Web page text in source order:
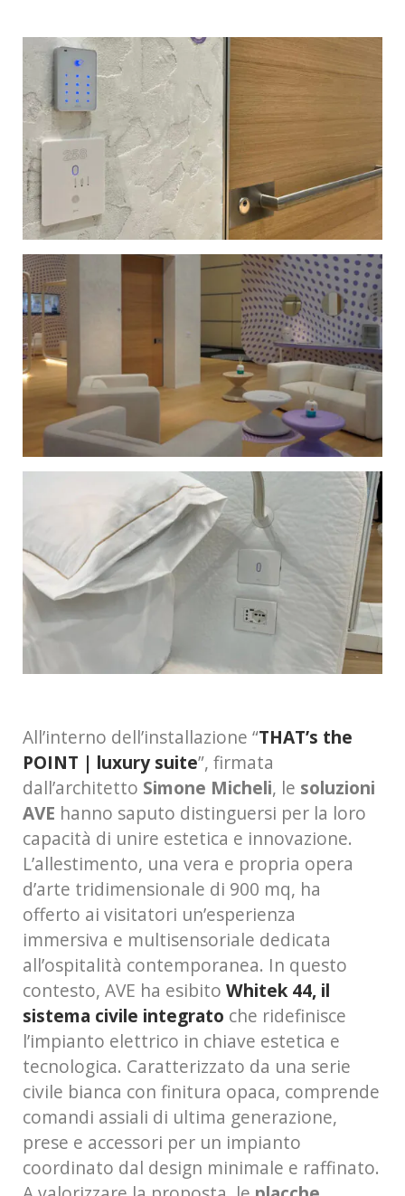
All’interno dell’installazione “THAT’s the
POINT | luxury suite”, firmata
dall’architetto Simone Micheli, le soluzioni
AVE hanno saputo distinguersi per la loro
capacità di unire estetica e innovazione.
L’allestimento, una vera e propria opera
d’arte tridimensionale di 900 mq, ha
offerto ai visitatori un’esperienza
immersiva e multisensoriale dedicata
all’ospitalità contemporanea. In questo
contesto, AVE ha esibito Whitek 44, il
sistema civile integrato che ridefinisce
l’impianto elettrico in chiave estetica e
tecnologica. Caratterizzato da una serie
civile bianca con finitura opaca, comprende
comandi assiali di ultima generazione,
prese e accessori per un impianto
coordinato dal design minimale e raffinato.